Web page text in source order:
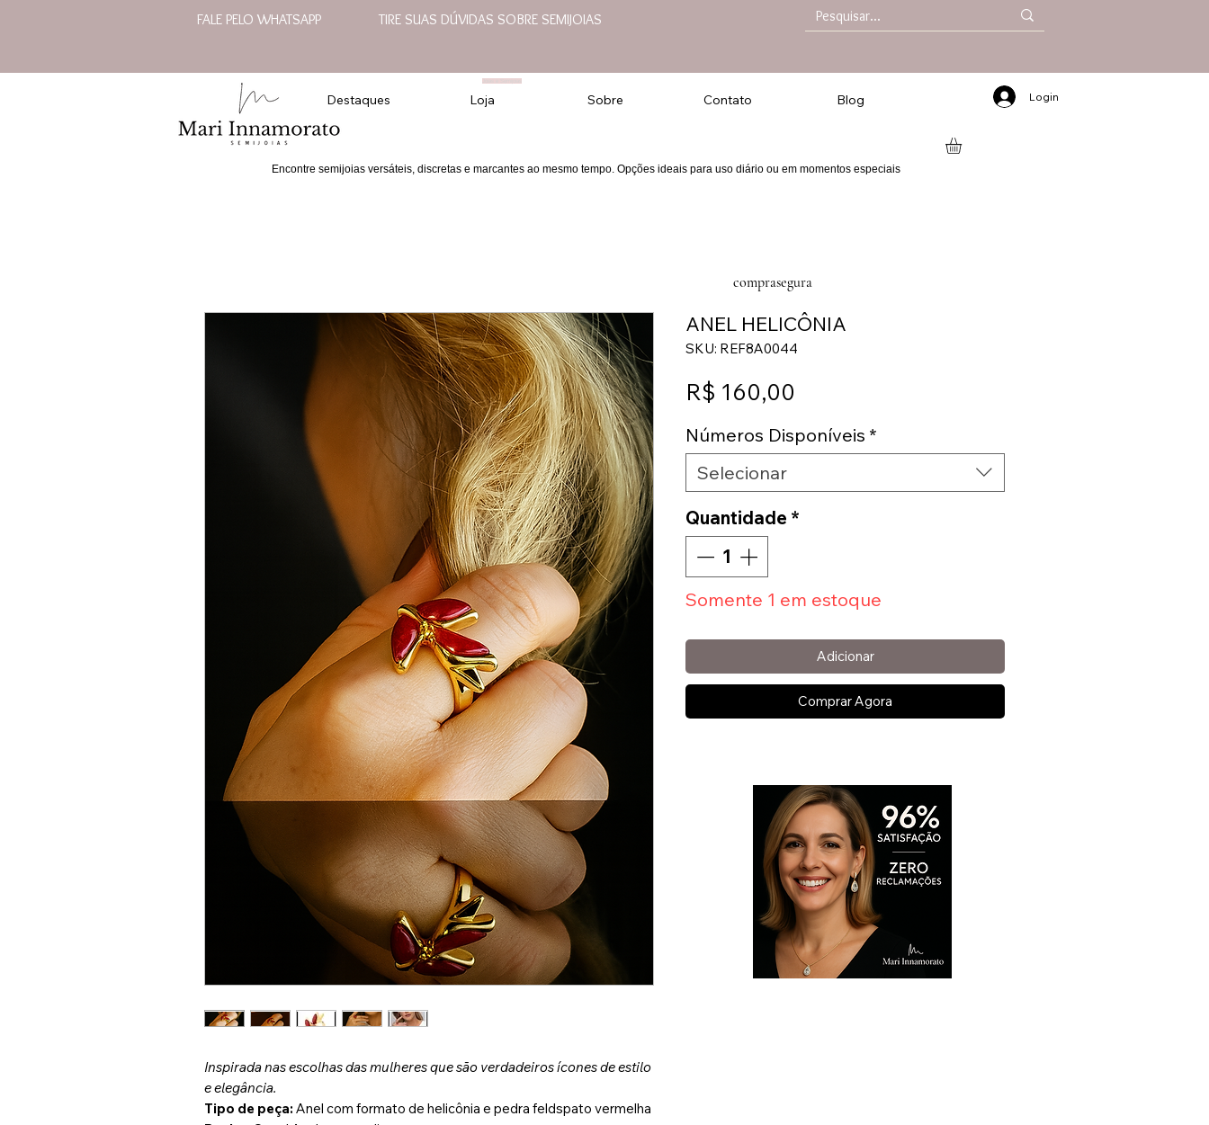
FALE PELO WHATSAPP TIRE SUAS DÚVIDAS SOBRE SEMIJOIAS
Destaques Loja Sobre Contato Blog Login
Encontre semijoias versáteis, discretas e marcantes ao mesmo tempo. Opções ideais para uso diário ou em momentos especiais
comprasegura
Inspirada nas escolhas das mulheres que são verdadeiros ícones de estilo
e elegância.
Tipo de peça: Anel com formato de helicônia e pedra feldspato vermelha
ANEL HELICÔNIA
SKU: REF8A0044
R$ 160,00
Números Disponíveis *
Selecionar
Quantidade *
Somente 1 em estoque
Adicionar
Comprar Agora